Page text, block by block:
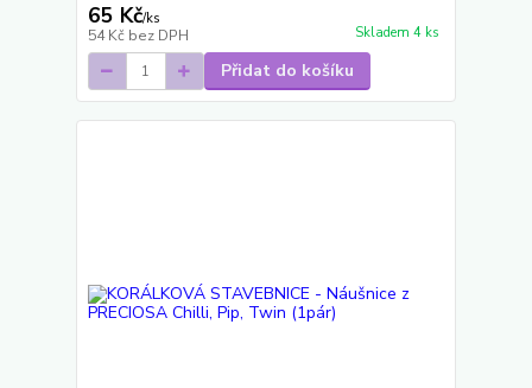
65 Kč/ks
54 Kč bez DPH Skladem 4 ks
Přidat do košíku